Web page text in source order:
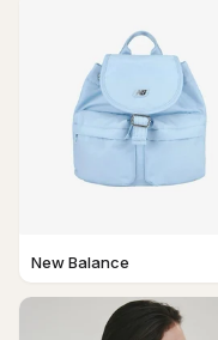
New Balance